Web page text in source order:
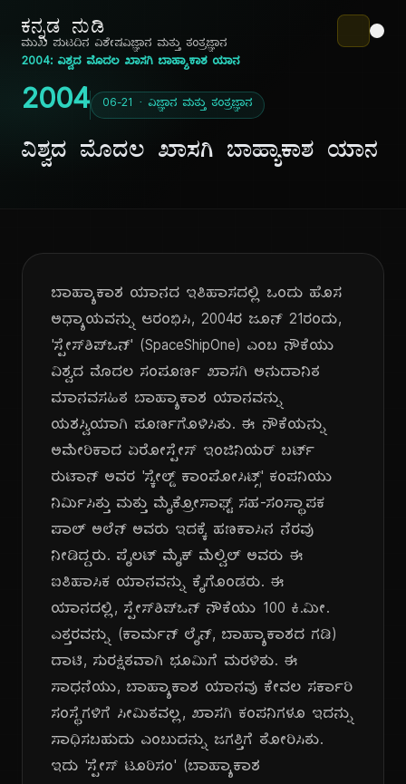
ಕನ್ನಡ ನುಡಿ
ಮುಖ ಪುಟದಿನ ವಿಶೇಷವಿಜ್ಞಾನ ಮತ್ತು ತಂತ್ರಜ್ಞಾನ
2004: ವಿಶ್ವದ ಮೊದಲ ಖಾಸಗಿ ಬಾಹ್ಯಾಕಾಶ ಯಾನ
2004 06-21 · ವಿಜ್ಞಾನ ಮತ್ತು ತಂತ್ರಜ್ಞಾನ
ವಿಶ್ವದ ಮೊದಲ ಖಾಸಗಿ ಬಾಹ್ಯಾಕಾಶ ಯಾನ
ಬಾಹ್ಯಾಕಾಶ ಯಾನದ ಇತಿಹಾಸದಲ್ಲಿ ಒಂದು ಹೊಸ
ಅಧ್ಯಾಯವನ್ನು ಆರಂಭಿಸಿ, 2004ರ ಜೂನ್ 21ರಂದು,
'ಸ್ಪೇಸ್‌ಶಿಪ್‌ಒನ್' (SpaceShipOne) ಎಂಬ ನೌಕೆಯು
ವಿಶ್ವದ ಮೊದಲ ಸಂಪೂರ್ಣ ಖಾಸಗಿ ಅನುದಾನಿತ
ಮಾನವಸಹಿತ ಬಾಹ್ಯಾಕಾಶ ಯಾನವನ್ನು
ಯಶಸ್ವಿಯಾಗಿ ಪೂರ್ಣಗೊಳಿಸಿತು. ಈ ನೌಕೆಯನ್ನು
ಅಮೇರಿಕಾದ ಏರೋಸ್ಪೇಸ್ ಇಂಜಿನಿಯರ್ ಬರ್ಟ್
ರುಟಾನ್ ಅವರ 'ಸ್ಕೇಲ್ಡ್ ಕಾಂಪೋಸಿಟ್ಸ್' ಕಂಪನಿಯು
ನಿರ್ಮಿಸಿತ್ತು ಮತ್ತು ಮೈಕ್ರೋಸಾಫ್ಟ್ ಸಹ-ಸಂಸ್ಥಾಪಕ
ಪಾಲ್ ಅಲೆನ್ ಅವರು ಇದಕ್ಕೆ ಹಣಕಾಸಿನ ನೆರವು
ನೀಡಿದ್ದರು. ಪೈಲಟ್ ಮೈಕ್ ಮೆಲ್ವಿಲ್ ಅವರು ಈ
ಐತಿಹಾಸಿಕ ಯಾನವನ್ನು ಕೈಗೊಂಡರು. ಈ
ಯಾನದಲ್ಲಿ, ಸ್ಪೇಸ್‌ಶಿಪ್‌ಒನ್ ನೌಕೆಯು 100 ಕಿ.ಮೀ.
ಎತ್ತರವನ್ನು (ಕಾರ್ಮನ್ ಲೈನ್, ಬಾಹ್ಯಾಕಾಶದ ಗಡಿ)
ದಾಟಿ, ಸುರಕ್ಷಿತವಾಗಿ ಭೂಮಿಗೆ ಮರಳಿತು. ಈ
ಸಾಧನೆಯು, ಬಾಹ್ಯಾಕಾಶ ಯಾನವು ಕೇವಲ ಸರ್ಕಾರಿ
ಸಂಸ್ಥೆಗಳಿಗೆ ಸೀಮಿತವಲ್ಲ, ಖಾಸಗಿ ಕಂಪನಿಗಳೂ ಇದನ್ನು
ಸಾಧಿಸಬಹುದು ಎಂಬುದನ್ನು ಜಗತ್ತಿಗೆ ತೋರಿಸಿತು.
ಇದು 'ಸ್ಪೇಸ್ ಟೂರಿಸಂ' (ಬಾಹ್ಯಾಕಾಶ